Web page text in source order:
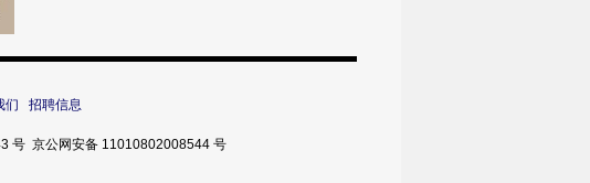
们 招聘信息
号 京公网安备 11010802008544 号